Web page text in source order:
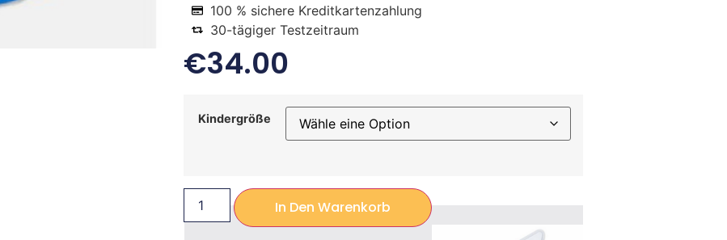
100 % sichere Kreditkartenzahlung
30-tägiger Testzeitraum
€34.00
Kindergröße
In Den Warenkorb